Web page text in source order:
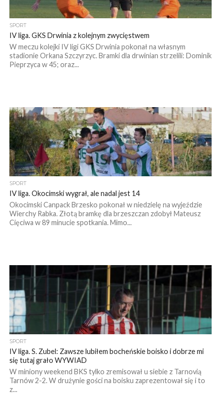
SPORT
IV liga. GKS Drwinia z kolejnym zwycięstwem
W meczu kolejki IV ligi GKS Drwinia pokonał na własnym
stadionie Orkana Szczyrzyc. Bramki dla drwinian strzelili: Dominik
Pieprzyca w 45; oraz...
SPORT
IV liga. Okocimski wygrał, ale nadal jest 14
Okocimski Canpack Brzesko pokonał w niedzielę na wyjeździe
Wierchy Rabka. Złotą bramkę dla brzeszczan zdobył Mateusz
Cięciwa w 89 minucie spotkania. Mimo...
SPORT
IV liga. S. Zubel: Zawsze lubiłem bocheńskie boisko i dobrze mi
się tutaj grało WYWIAD
W miniony weekend BKS tylko zremisował u siebie z Tarnovią
Tarnów 2-2. W drużynie gości na boisku zaprezentował się i to
z...